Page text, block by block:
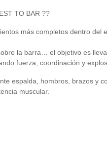
TO BAR ??
más completos dentro del
la barra… el objetivo es
fuerza, coordinación y
espalda, hombros, brazos y
muscular.